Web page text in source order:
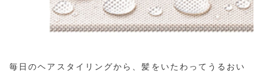
毎日のヘアスタイリングから、髪をいたわってうるおい